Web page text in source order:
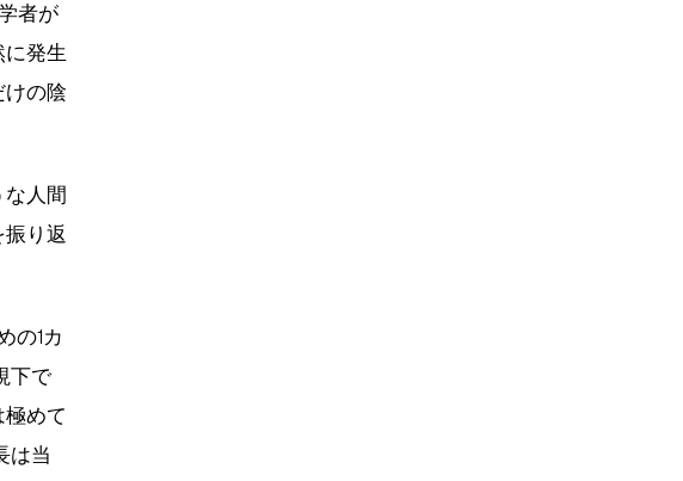
者が
発生
けの陰
人間
り返
の1カ
下で
めて
は当